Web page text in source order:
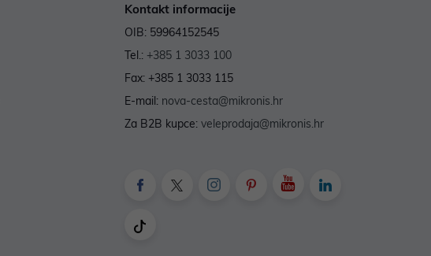
Kontakt informacije
OIB: 59964152545
Tel.: +385 1 3033 100
Fax: +385 1 3033 115
E-mail: nova-cesta@mikronis.hr
Za B2B kupce: veleprodaja@mikronis.hr